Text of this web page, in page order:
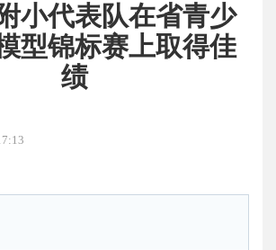
小代表队在省青少
型锦标赛上取得佳
绩